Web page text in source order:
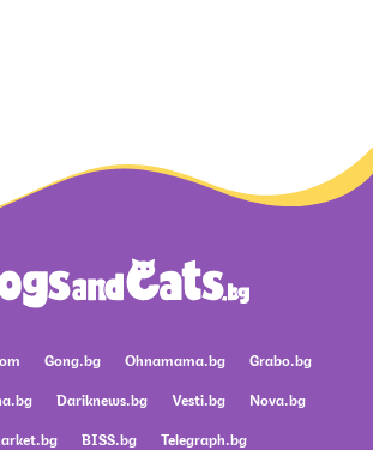
Gong.bg Ohnamama.bg
Grabo.bg
Dariknews.bg Vesti.bg
Nova.bg
BISS.bg Telegraph.bg